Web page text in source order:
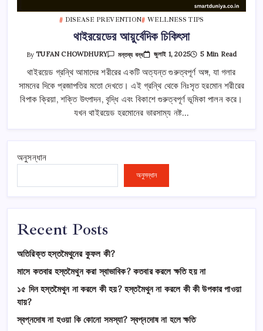
DISEASE PREVENTION WELLNESS TIPS
থাইরয়েডের আয়ুর্বেদিক চিকিৎসা
ByTUFAN CHOWDHURY
থাইরয়েডের
আয়ুর্বেদিক
চিকিৎসা
তে
মন্তব্য বন্ধ জুলাই 1, 2025 5 Min Read
থাইরয়েড গ্রন্থি আমাদের শরীরের একটি অত্যন্ত গুরুত্বপূর্ণ অঙ্গ, যা গলার
সামনের দিকে প্রজাপতির মতো দেখতে। এই গ্রন্থি থেকে নিঃসৃত হরমোন শরীরের
বিপাক ক্রিয়া, শক্তি উৎপাদন, বৃদ্ধি এবং বিকাশে গুরুত্বপূর্ণ ভূমিকা পালন করে।
যখন থাইরয়েড হরমোনের ভারসাম্য নষ্ট…
অনুসন্ধান
অনুসন্ধান
Recent Posts
অতিরিক্ত হস্তমৈথুনের কুফল কী?
মাসে কতবার হস্তমৈথুন করা স্বাভাবিক? কতবার করলে ক্ষতি হয় না
১৫ দিন হস্তমৈথুন না করলে কী হয়? হস্তমৈথুন না করলে কী কী উপকার পাওয়া
যায়?
স্বপ্নদোষ না হওয়া কি কোনো সমস্যা? স্বপ্নদোষ না হলে ক্ষতি